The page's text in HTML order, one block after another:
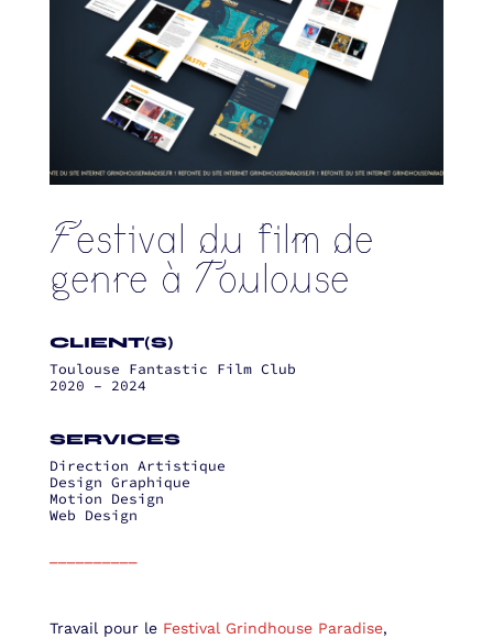
Festival du film de
genre à Toulouse
CLIENT(S)
Toulouse Fantastic Film Club
2020 – 2024
SERVICES
Direction Artistique
Design Graphique
Motion Design
Web Design
Travail pour le Festival Grindhouse Paradise,